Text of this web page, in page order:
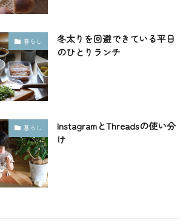
暮らし
冬太りを回避できている平日
のひとりランチ
暮らし
InstagramとThreadsの使い分
け